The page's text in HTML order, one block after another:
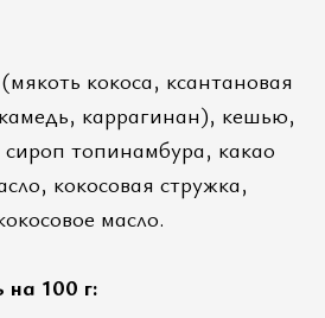
кокоса, ксантановая
каррагинан), кешью,
топинамбура, какао
кокосовая стружка,
масло.
на 100 г: